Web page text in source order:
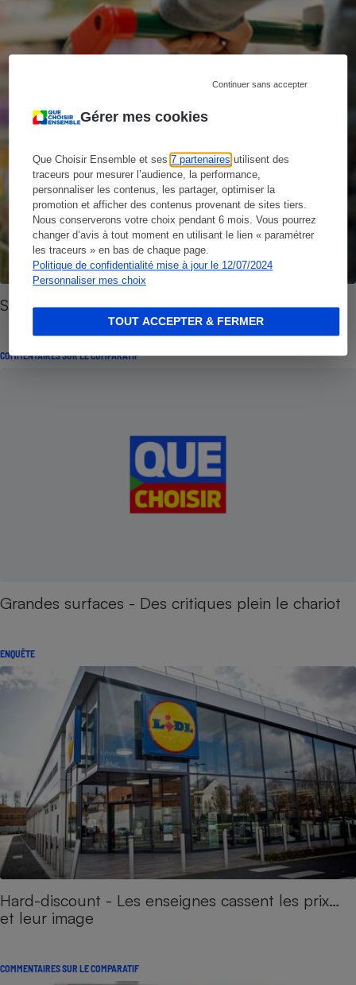
Gérer mes cookies
Que Choisir Ensemble et ses7 partenaires utilisent des
traceurs pour mesurer l’audience, la performance,
personnaliser les contenus, les partager, optimiser la
promotion et afficher des contenus provenant de sites tiers.
Nous conserverons votre choix pendant 6 mois. Vous pourrez
changer d’avis à tout moment en utilisant le lien « paramétrer
les traceurs » en bas de chaque page.
Politique de confidentialité mise à jour le 12/07/2024
Personnaliser mes choix
Continuer sans accepter
TOUT ACCEPTER & FERMER
Satisfaction grandes surfaces
COMMENTAIRES SUR LE COMPARATIF
Grandes surfaces - Des critiques plein le chariot
ENQUÊTE
Hard-discount - Les enseignes cassent les prix…
et leur image
COMMENTAIRES SUR LE COMPARATIF